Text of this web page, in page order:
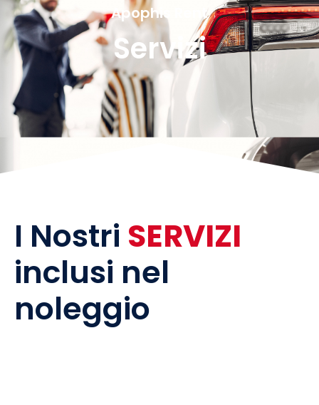
Apophis Rent
Servizi
I Nostri SERVIZI
inclusi nel
noleggio